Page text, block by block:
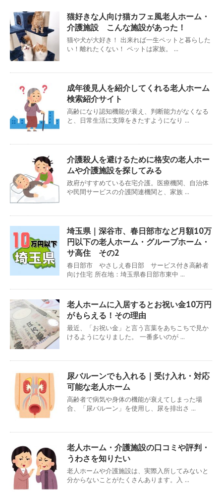
猫好きな人向け猫カフェ風老人ホーム・
介護施設 こんな施設があった！
猫や犬が大好き！ 出来れば一生ペットと暮らした
い！離れたくない！ ペットは家族。 ...
成年後見人を紹介してくれる老人ホーム
検索紹介サイト
高齢になり認知機能が衰え、判断能力がなくなる
と、日常生活に支障をきたすようになり ...
介護殺人を避けるために格安の老人ホー
ムや介護施設を探してみる
政府がすすめている在宅介護。医療機関、自治体
や民間サービスの介護関連機関と、家族 ...
埼玉県｜深谷市、春日部市など月額10万
円以下の老人ホーム・グループホーム・
サ高住 その2
春日部市 やさしえ春日部 サービス付き高齢者
向け住宅 所在地：埼玉県春日部市東中 ...
老人ホームに入居するとお祝い金10万円
がもらえる！その理由
最近、「お祝い金」と言う言葉をあちこちで見か
けるようになりました。 一番多いのが ...
尿バルーンでも入れる｜受け入れ・対応
可能な老人ホーム
高齢者で病気や身体の機能が衰えてしまった場
合、「尿バルーン」を使用し、尿を排出さ ...
老人ホーム・介護施設の口コミや評判・
うわさを知りたい
老人ホームや介護施設は、実際入所してみないと
分からないことがたくさんあります。入 ...